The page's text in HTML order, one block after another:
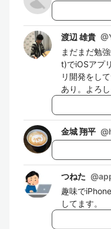
渡辺 雄貴 @
まだまだ勉
t)でiOSアプ
リ開発をし
あり。よろ
金城 翔平 @
つねた @
趣味で
してます。